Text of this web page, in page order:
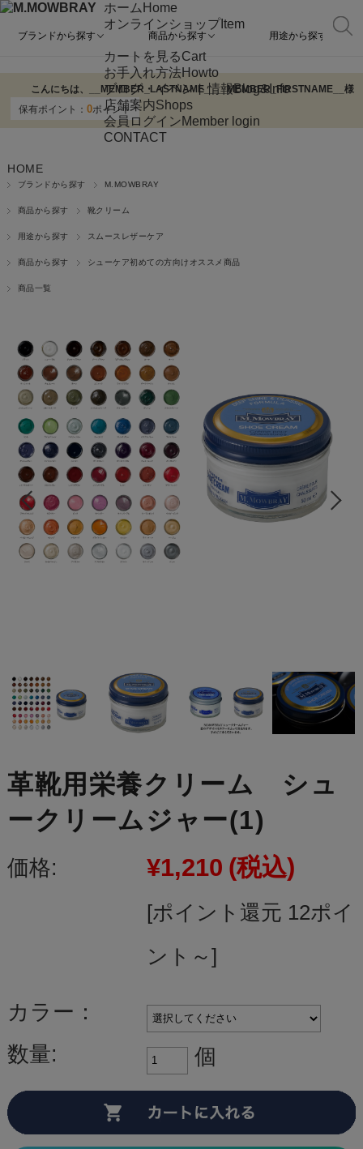
ホーム Home
オンラインショップItem
カートを見るCart
お手入れ方法Howto
ブログ・イベント情報Blog&Info
店舗案内Shops
会員ログインMember login
CONTACT
ブランドから探す 商品から探す 用途から探す
こんにちは、 __MEMBER_LASTNAME____MEMBER_FIRSTNAME__ 様
保有ポイント：0ポイント
HOME
ブランドから探す M.MOWBRAY
商品から探す 靴クリーム
用途から探す スムースレザーケア
商品から探す シューケア初めての方向けオススメ商品
商品一覧
革靴用栄養クリーム シュ
ークリームジャー(1)
価格: ¥1,210 (税込)
[ポイント還元 12ポイ
ント～]
カラー：
数量:
個